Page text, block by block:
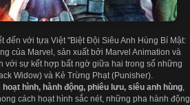
đến với tựa Việt "Biệt Đội Siêu Anh Hùng Bí Mật:
của Marvel, sản xuất bởi Marvel Animation và
với sự kết hợp bất ngờ giữa hai trong số những
Widow) và Kẻ Trừng Phạt (Punisher).
hoạt hình, hành động, phiêu lưu, siêu anh hùng,
cách hoạt hình sắc nét, những pha hành động